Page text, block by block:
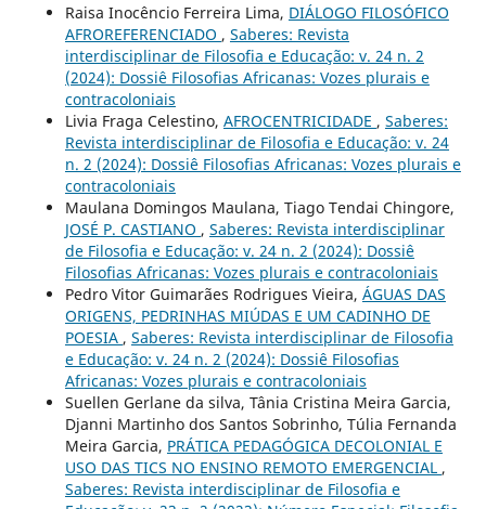
Raisa Inocêncio Ferreira Lima, DIÁLOGO FILOSÓFICO
AFROREFERENCIADO , Saberes: Revista
interdisciplinar de Filosofia e Educação: v. 24 n. 2
(2024): Dossiê Filosofias Africanas: Vozes plurais e
contracoloniais
Livia Fraga Celestino, AFROCENTRICIDADE , Saberes:
Revista interdisciplinar de Filosofia e Educação: v. 24
n. 2 (2024): Dossiê Filosofias Africanas: Vozes plurais e
contracoloniais
Maulana Domingos Maulana, Tiago Tendai Chingore,
JOSÉ P. CASTIANO , Saberes: Revista interdisciplinar
de Filosofia e Educação: v. 24 n. 2 (2024): Dossiê
Filosofias Africanas: Vozes plurais e contracoloniais
Pedro Vitor Guimarães Rodrigues Vieira, ÁGUAS DAS
ORIGENS, PEDRINHAS MIÚDAS E UM CADINHO DE
POESIA , Saberes: Revista interdisciplinar de Filosofia
e Educação: v. 24 n. 2 (2024): Dossiê Filosofias
Africanas: Vozes plurais e contracoloniais
Suellen Gerlane da silva, Tânia Cristina Meira Garcia,
Djanni Martinho dos Santos Sobrinho, Túlia Fernanda
Meira Garcia, PRÁTICA PEDAGÓGICA DECOLONIAL E
USO DAS TICS NO ENSINO REMOTO EMERGENCIAL ,
Saberes: Revista interdisciplinar de Filosofia e